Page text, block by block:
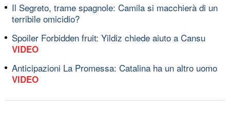
Il Segreto, trame spagnole: Camila si macchierà di un
terribile omicidio?
Spoiler Forbidden fruit: Yildiz chiede aiuto a Cansu
VIDEO
Anticipazioni La Promessa: Catalina ha un altro uomo
VIDEO